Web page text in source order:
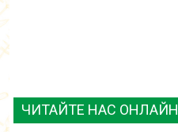
ЧИТАЙТЕ НАС ОНЛАЙН